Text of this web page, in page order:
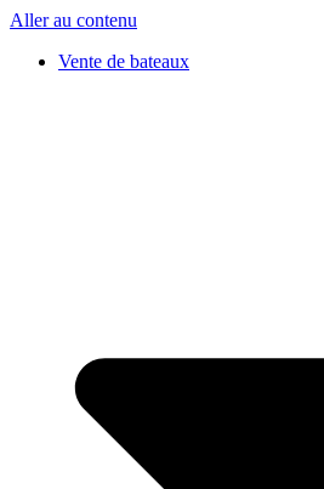
Aller au contenu
Vente de bateaux